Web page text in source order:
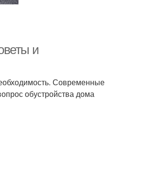
и
Современные
обустройства дома